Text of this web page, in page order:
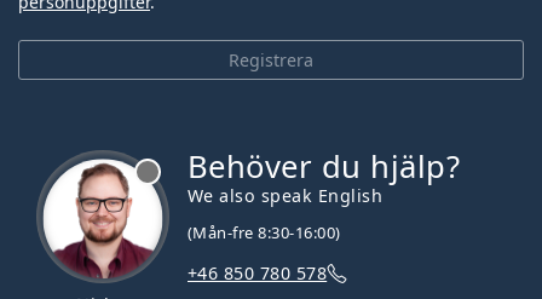
Registrera
Behöver du hjälp?
We also speak English
(Mån-fre 8:30-16:00)
+46 850 780 578